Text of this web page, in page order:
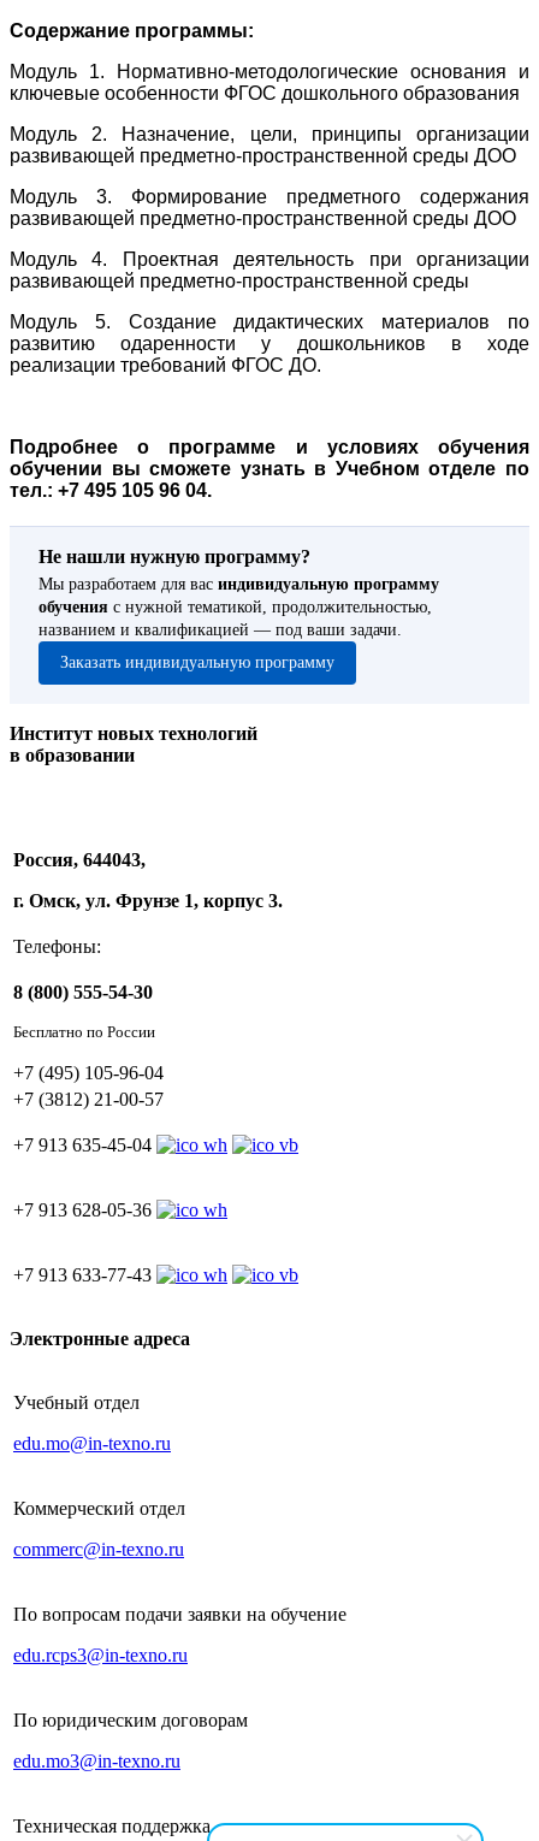
Содержание программы:
Модуль 1. Нормативно-методологические основания и
ключевые особенности ФГОС дошкольного образования
Модуль 2. Назначение, цели, принципы организации
развивающей предметно-пространственной среды ДОО
Модуль 3. Формирование предметного содержания
развивающей предметно-пространственной среды ДОО
Модуль 4. Проектная деятельность при организации
развивающей предметно-пространственной среды
Модуль 5. Создание дидактических материалов по
развитию одаренности у дошкольников в ходе
реализации требований ФГОС ДО.
Подробнее о программе и условиях обучения
обучении вы сможете узнать в Учебном отделе по
тел.: +7 495 105 96 04.
Не нашли нужную программу?
Мы разработаем для вас индивидуальную программу
обучения с нужной тематикой, продолжительностью,
названием и квалификацией — под ваши задачи.
Заказать индивидуальную программу
Институт новых технологий
в образовании
Россия, 644043,
г. Омск, ул. Фрунзе 1, корпус 3.
Телефоны:
8 (800) 555-54-30
Бесплатно по России
+7 (495) 105-96-04
+7 (3812) 21-00-57
+7 913 635-45-04
+7 913 628-05-36
+7 913 633-77-43
Электронные адреса
Учебный отдел
edu.mo@in-texno.ru
Коммерческий отдел
commerc@in-texno.ru
По вопросам подачи заявки на обучение
edu.rcps3@in-texno.ru
По юридическим договорам
edu.mo3@in-texno.ru
Техническая поддержка